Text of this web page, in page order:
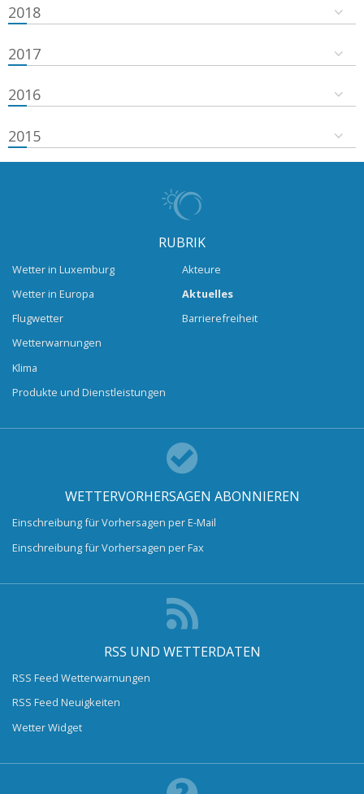
2018
2017
2016
2015
RUBRIK
Wetter in Luxemburg
Wetter in Europa
Flugwetter
Wetterwarnungen
Klima
Produkte und Dienstleistungen
Akteure
Aktuelles
Barrierefreiheit
WETTERVORHERSAGEN ABONNIEREN
Einschreibung für Vorhersagen per E-Mail
Einschreibung für Vorhersagen per Fax
RSS UND WETTERDATEN
RSS Feed Wetterwarnungen
RSS Feed Neuigkeiten
Wetter Widget